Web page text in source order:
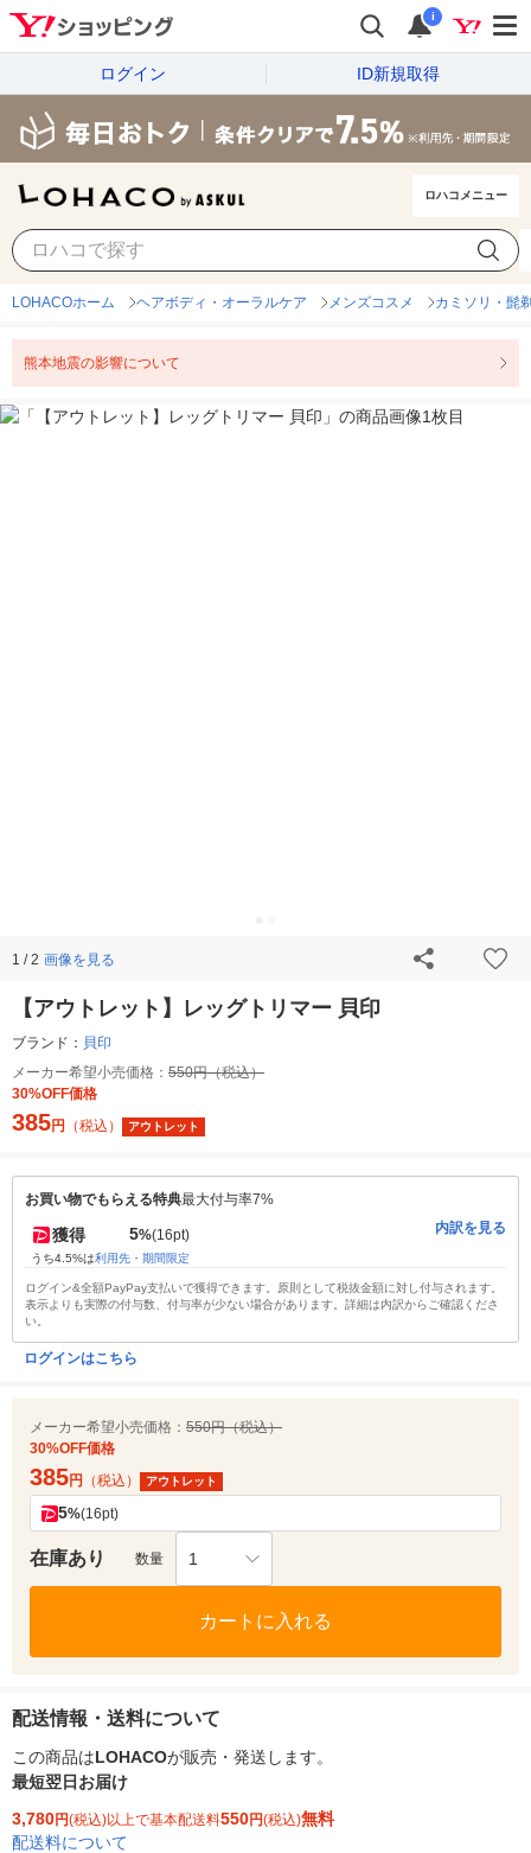
i
ログイン ID新規取得
ロハコメニュー
LOHACOホーム ヘアボディ・オーラルケア メンズコスメ カミソリ・髭
熊本地震の影響について
1 / 2 画像を見る
【アウトレット】レッグトリマー 貝印
ブランド： 貝印
メーカー希望小売価格： 550円（税込）
30%OFF価格
385円 （税込） アウトレット
お買い物でもらえる特典最大付与率7%
獲得 5%(16pt)
うち4.5%は利用先・期間限定
内訳を見る
ログイン&全額PayPay支払いで獲得できます。原則として税抜金額に対し付与されます。
表示よりも実際の付与数、付与率が少ない場合があります。詳細は内訳からご確認くださ
い。
ログインはこちら
メーカー希望小売価格： 550円（税込）
30%OFF価格
385円 （税込） アウトレット
5%(16pt)
在庫あり 数量 1
カートに入れる
配送情報・送料について
この商品はLOHACOが販売・発送します。
最短翌日お届け
3,780円(税込)以上で基本配送料550円(税込)無料
配送料について